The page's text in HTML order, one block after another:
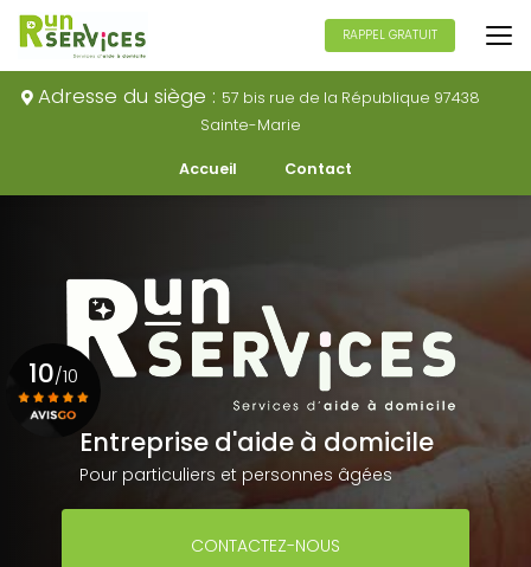
Aller
au
principal
Adresse du siège : 57 bis rue de la République 97438
Sainte-Marie
Accueil Contact
RAPPEL GRATUIT
Entreprise d'aide à domicile
Pour particuliers et personnes âgées
CONTACTEZ-NOUS
10/10
Voir le certificat